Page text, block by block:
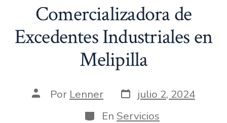
Comercializadora de
Excedentes Industriales en
Melipilla
AutorPor Lenner Fecha
de
publicación
julio 2, 2024
Categorías
En Servicios